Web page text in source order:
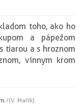
toho, ako ho
a pápežom
tiarou a s hroznom
vínnym krom
/(V. Mařík)